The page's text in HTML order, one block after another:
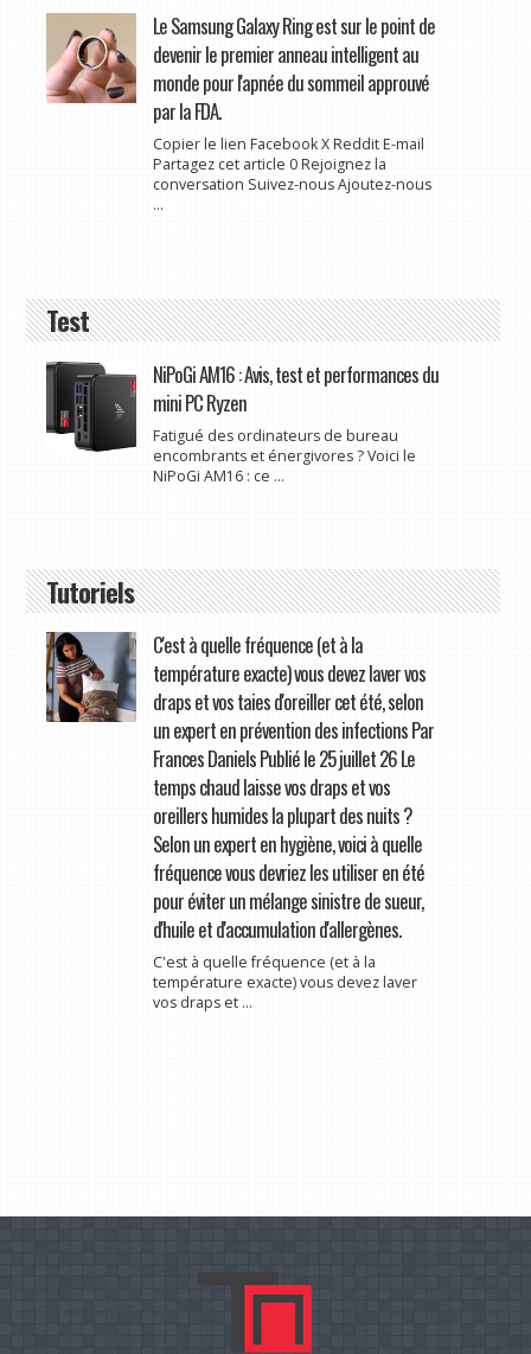
Le Samsung Galaxy Ring est sur le point de
devenir le premier anneau intelligent au
monde pour l'apnée du sommeil approuvé
par la FDA.
Copier le lien Facebook X Reddit E-mail
Partagez cet article 0 Rejoignez la
conversation Suivez-nous Ajoutez-nous
...
Test
NiPoGi AM16 : Avis, test et performances du
mini PC Ryzen
Fatigué des ordinateurs de bureau
encombrants et énergivores ? Voici le
NiPoGi AM16 : ce ...
Tutoriels
C'est à quelle fréquence (et à la
température exacte) vous devez laver vos
draps et vos taies d'oreiller cet été, selon
un expert en prévention des infections Par
Frances Daniels Publié le 25 juillet 26 Le
temps chaud laisse vos draps et vos
oreillers humides la plupart des nuits ?
Selon un expert en hygiène, voici à quelle
fréquence vous devriez les utiliser en été
pour éviter un mélange sinistre de sueur,
d'huile et d'accumulation d'allergènes.
C'est à quelle fréquence (et à la
température exacte) vous devez laver
vos draps et ...